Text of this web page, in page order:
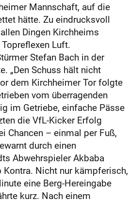
Mannschaft, auf die
hätte. Zu eindrucksvoll
Dingen Kirchheims
Luft.
Stefan Bach in der
„Den Schuss hält nicht
dem Kirchheimer Tor folgte
vom überragenden
im Getriebe, einfache Pässe
die VfL-Kicker Erfolg
Chancen – einmal per Fuß,
durch einen
Abwehrspieler Akbaba
Kontra. Nicht nur kämpferisch,
eine Berg-Hereingabe
kurz. Nach einem